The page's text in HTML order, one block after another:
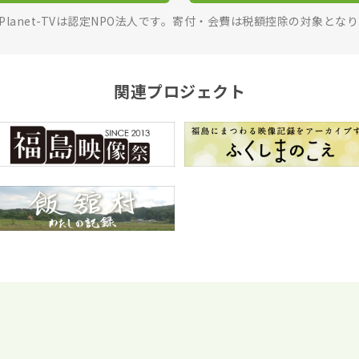
TVは認定NPO法人です。寄付・会費は税額控除の対象とな
関連プロジェクト